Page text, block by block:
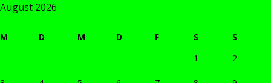
August 2026
M D M D F S
S
1
2